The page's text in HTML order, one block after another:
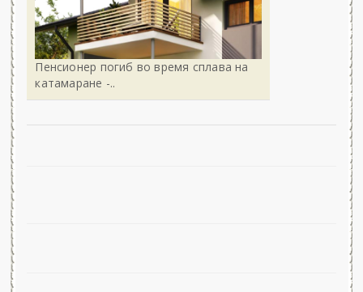
Пенсионер погиб во время сплава на
катамаране -..